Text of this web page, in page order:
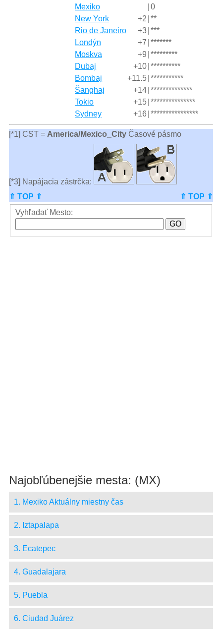
Mexiko
0
New York
+2 **
Rio de Janeiro
+3 ***
Londýn
+7 *******
Moskva
+9 *********
Dubaj
+10 **********
Bombaj
+11.5 ***********
Šanghaj
+14 **************
Tokio
+15 ***************
Sydney
+16 ****************
[*1] CST = America/Mexico_CityČasové pásmo
[*3] Napájacia zástrčka:
⇑ TOP ⇑
⇑ TOP ⇑
Vyhľadať Mesto:
Najobľúbenejšie mesta: (MX)
1. Mexiko Aktuálny miestny čas
2. Iztapalapa
3. Ecatepec
4. Guadalajara
5. Puebla
6. Ciudad Juárez